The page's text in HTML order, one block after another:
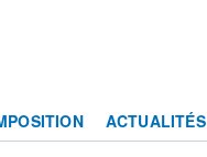
ACTUALITÉS